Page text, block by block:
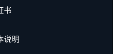
书
说明